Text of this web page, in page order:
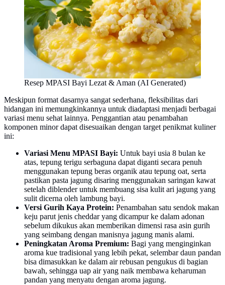
Resep MPASI Bayi Lezat & Aman (AI Generated)
Meskipun format dasarnya sangat sederhana, fleksibilitas dari
hidangan ini memungkinkannya untuk diadaptasi menjadi berbagai
variasi menu sehat lainnya. Penggantian atau penambahan
komponen minor dapat disesuaikan dengan target penikmat kuliner
ini:
Variasi Menu MPASI Bayi: Untuk bayi usia 8 bulan ke
atas, tepung terigu serbaguna dapat diganti secara penuh
menggunakan tepung beras organik atau tepung oat, serta
pastikan pasta jagung disaring menggunakan saringan kawat
setelah diblender untuk membuang sisa kulit ari jagung yang
sulit dicerna oleh lambung bayi.
Versi Gurih Kaya Protein: Penambahan satu sendok makan
keju parut jenis cheddar yang dicampur ke dalam adonan
sebelum dikukus akan memberikan dimensi rasa asin gurih
yang seimbang dengan manisnya jagung manis alami.
Peningkatan Aroma Premium: Bagi yang menginginkan
aroma kue tradisional yang lebih pekat, selembar daun pandan
bisa dimasukkan ke dalam air rebusan pengukus di bagian
bawah, sehingga uap air yang naik membawa keharuman
pandan yang menyatu dengan aroma jagung.